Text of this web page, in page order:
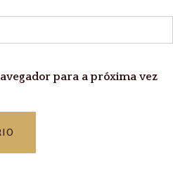
para a próxima vez